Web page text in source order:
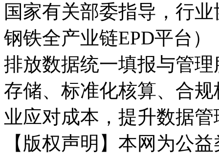
国家有关部委指导，行
钢铁全产业链EPD平台
排放数据统一填报与管
存储、标准化核算、合
业应对成本，提升数据
【版权声明】本网为公